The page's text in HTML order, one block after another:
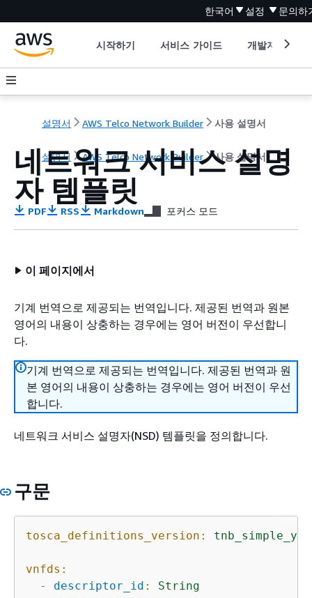
한국어 설정 문의하
시작하기 서비스 가이드 개발자 도구
설명서 AWS Telco Network Builder 사용 설명서
설명서 AWS Telco Network Builder 사용 설명서
네트워크 서비스 설명
자 템플릿
PDF RSS Markdown 포커스 모드
이 페이지에서
기계 번역으로 제공되는 번역입니다. 제공된 번역과 원본
영어의 내용이 상충하는 경우에는 영어 버전이 우선합니
다.
기계 번역으로 제공되는 번역입니다. 제공된 번역과 원
본 영어의 내용이 상충하는 경우에는 영어 버전이 우선
합니다.
네트워크 서비스 설명자(NSD) 템플릿을 정의합니다.
구문
tosca_definitions_version:
vnfds:
-
descriptor_id :
String